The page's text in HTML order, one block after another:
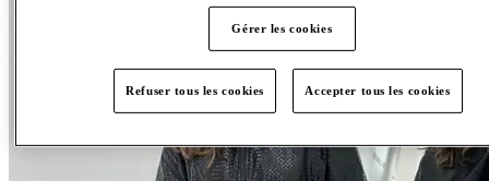
Gérer les cookies
Refuser tous les cookies Accepter tous les cookies